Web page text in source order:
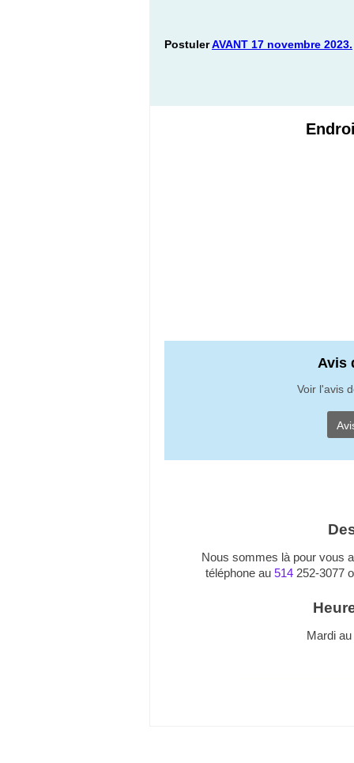
PostulerAVANT 17 novembre 2023.
Avis
Voir l'avis
Nous sommes là pour vous
téléphone au 514 252-3077
Mardi